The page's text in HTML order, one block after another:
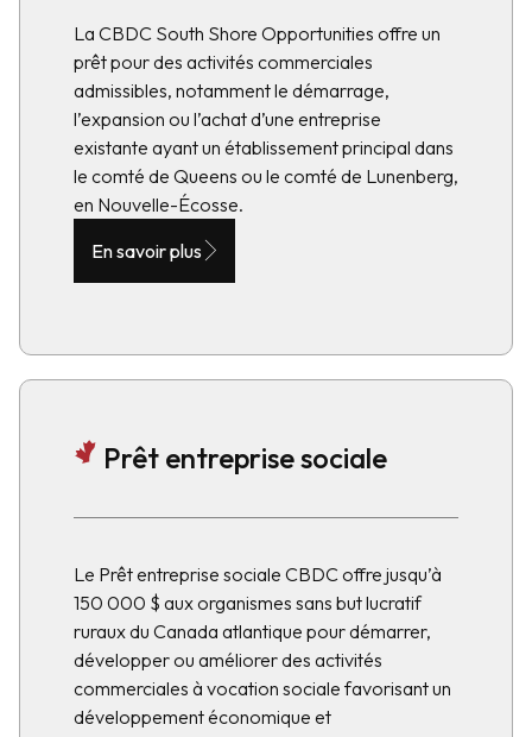
La CBDC South Shore Opportunities offre un
prêt pour des activités commerciales
admissibles, notamment le démarrage,
l’expansion ou l’achat d’une entreprise
existante ayant un établissement principal dans
le comté de Queens ou le comté de Lunenberg,
en Nouvelle-Écosse.
En savoir plus
Prêt entreprise sociale
Le Prêt entreprise sociale CBDC offre jusqu’à
150 000 $ aux organismes sans but lucratif
ruraux du Canada atlantique pour démarrer,
développer ou améliorer des activités
commerciales à vocation sociale favorisant un
développement économique et